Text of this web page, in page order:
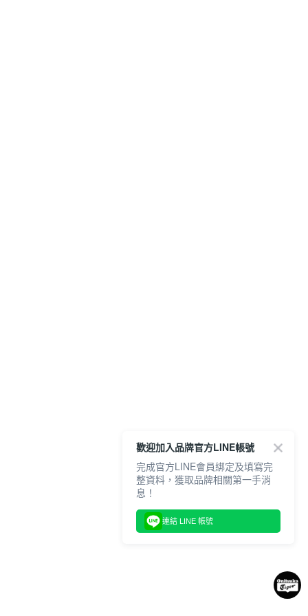
歡迎加入品牌官方LINE帳號
完成官方LINE會員綁定及填寫完
整資料，獲取品牌相關第一手消
息！
連結 LINE 帳號